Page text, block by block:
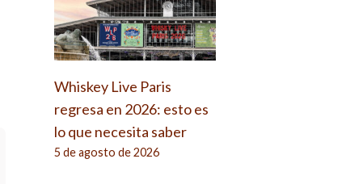
Whiskey Live Paris
regresa en 2026: esto es
lo que necesita saber
5 de agosto de 2026